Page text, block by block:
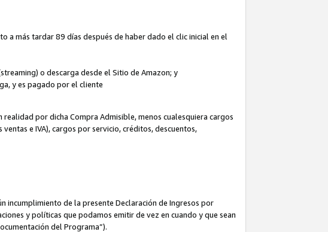
más tardar 89 días después de haber dado el clic inicial en el
o descarga desde el Sitio de Amazon; y
y es pagado por el cliente
por dicha Compra Admisible, menos cualesquiera cargos
e IVA), cargos por servicio, créditos, descuentos,
incumplimiento de la presente Declaración de Ingresos por
y políticas que podamos emitir de vez en cuando y que sean
del Programa”).